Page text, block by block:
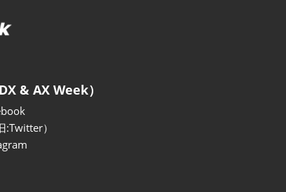
& AX Week）
:Twitter）